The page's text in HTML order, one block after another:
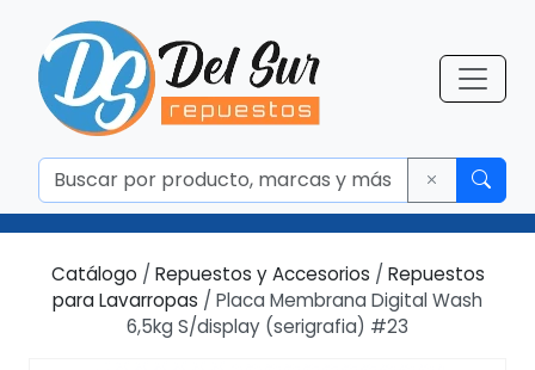
Catálogo / Repuestos y Accesorios / Repuestos
para Lavarropas / Placa Membrana Digital Wash
6,5kg S/display (serigrafia) #23